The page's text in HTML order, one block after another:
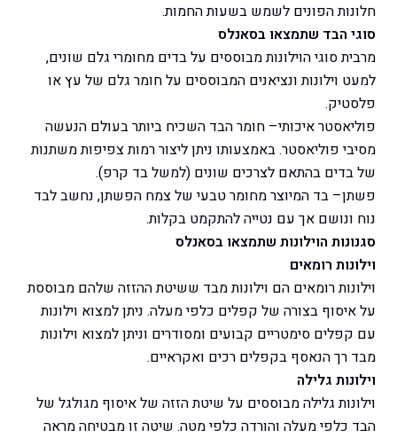
חלונות הפונים לשמש בשעות החמות.
סוגי הבד שתמצאו בסאנלס
מרבית סוגי הוילונות מבוססים על בדים מחומרי גלם שונים,
למעט וילונות ונציאנים המבוססים על חומר גלם של עץ או
פלסטיק.
פוליאסטר איכותי– חומר הבד השכיח ביותר בעולם הנעשה
מסיבי פוליאסטר. באמצעותו ניתן ליצור רמות צפיפות משתנות
של בדים בהתאם לצרכים שונים (למשל בד קרפ).
פשתן– בד המיוצר מחומר טבעי של צמח הפשתן, נחשב לבד
נוח ונושם אך עם נטייה להתקמט בקלות.
סגנונות הוילונות שתמצאו בסאנלס
וילונות רומאים
וילונות רומאים הם וילונות מבד ששיטת ההזזה שלהם מבוססת
על איסוף בצורה של קפלים כלפי מעלה. ניתן למצוא וילונות
עם קפלים סימטריים קבועים ומסודרים וניתן למצוא וילונות
מבד רך הנאסף בקפלים רכים ואקראיים.
וילונות גלילה
וילונות גלילה מבוססים על שיטת הזזה של איסוף מגולגל של
הבד כלפי מעלה והורדה כלפי מטה. שיטה זו מבטיחה מראה